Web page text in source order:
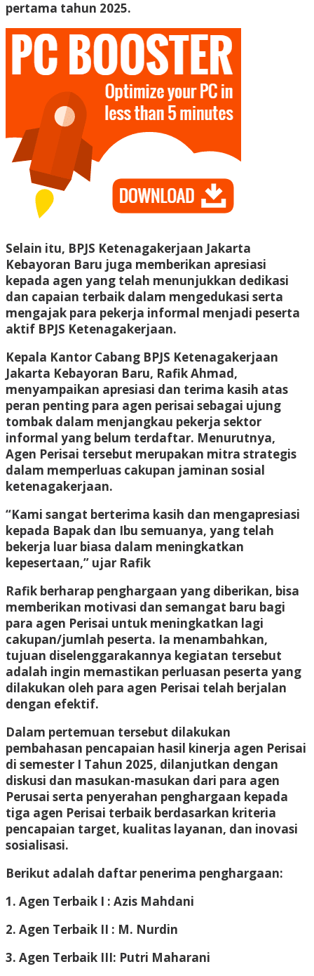
pertama tahun 2025.
Selain itu, BPJS Ketenagakerjaan Jakarta
Kebayoran Baru juga memberikan apresiasi
kepada agen yang telah menunjukkan dedikasi
dan capaian terbaik dalam mengedukasi serta
mengajak para pekerja informal menjadi peserta
aktif BPJS Ketenagakerjaan.
Kepala Kantor Cabang BPJS Ketenagakerjaan
Jakarta Kebayoran Baru, Rafik Ahmad,
menyampaikan apresiasi dan terima kasih atas
peran penting para agen perisai sebagai ujung
tombak dalam menjangkau pekerja sektor
informal yang belum terdaftar. Menurutnya,
Agen Perisai tersebut merupakan mitra strategis
dalam memperluas cakupan jaminan sosial
ketenagakerjaan.
“Kami sangat berterima kasih dan mengapresiasi
kepada Bapak dan Ibu semuanya, yang telah
bekerja luar biasa dalam meningkatkan
kepesertaan,” ujar Rafik
Rafik berharap penghargaan yang diberikan, bisa
memberikan motivasi dan semangat baru bagi
para agen Perisai untuk meningkatkan lagi
cakupan/jumlah peserta. Ia menambahkan,
tujuan diselenggarakannya kegiatan tersebut
adalah ingin memastikan perluasan peserta yang
dilakukan oleh para agen Perisai telah berjalan
dengan efektif.
Dalam pertemuan tersebut dilakukan
pembahasan pencapaian hasil kinerja agen Perisai
di semester I Tahun 2025, dilanjutkan dengan
diskusi dan masukan-masukan dari para agen
Perusai serta penyerahan penghargaan kepada
tiga agen Perisai terbaik berdasarkan kriteria
pencapaian target, kualitas layanan, dan inovasi
sosialisasi.
Berikut adalah daftar penerima penghargaan:
1. Agen Terbaik I : Azis Mahdani
2. Agen Terbaik II : M. Nurdin
3. Agen Terbaik III: Putri Maharani